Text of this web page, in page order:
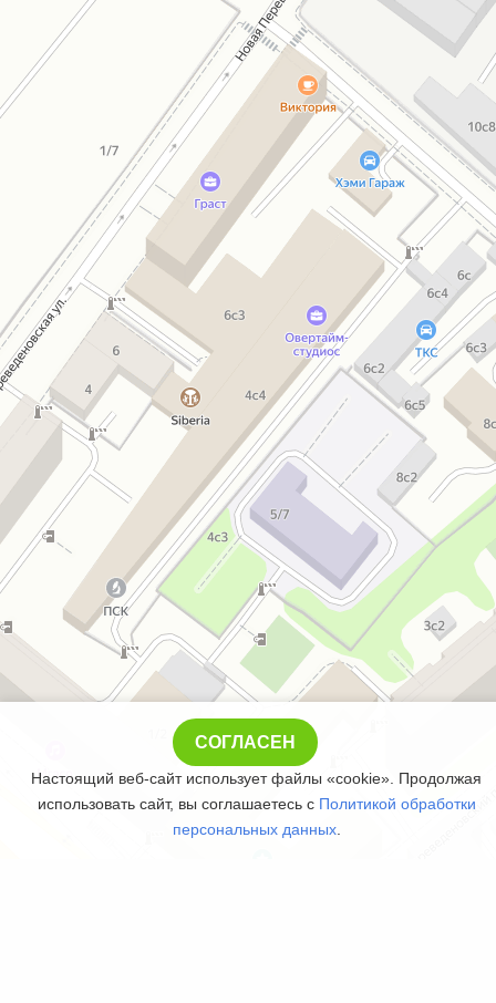
СОГЛАСЕН
Настоящий веб-сайт использует файлы «cookie». Продолжая
использовать сайт, вы соглашаетесь с Политикой обработки
персональных данных.